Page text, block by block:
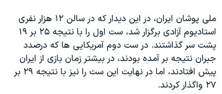
قانون شفافیت دارائی کادر رهبری ایران
اعتراضات مردمی آبان ۹۸
اسرائیل در جنگ
نرگس محمدی برنده جایزه نوبل صلح
همایش محافظه‌کاران آمریکا «سی‌پک»
ملی پوشان ایران، در این دیدار که در سالن ۱۲ هزار نفری
استادیوم آزادی برگزار شد، ست اول را با نتیجه ۲۵ بر ۱۹
پشت سر گذاشتند. در ست دوم آمریکایی ها که درصدد
جبران نتیجه بر آمده بودند، در بیشتر زمان بازی از ایران
پیش افتادند، اما در نهایت این ست را نیز با نتیجه ۲۹ بر
۲۷ واگذار کردند.